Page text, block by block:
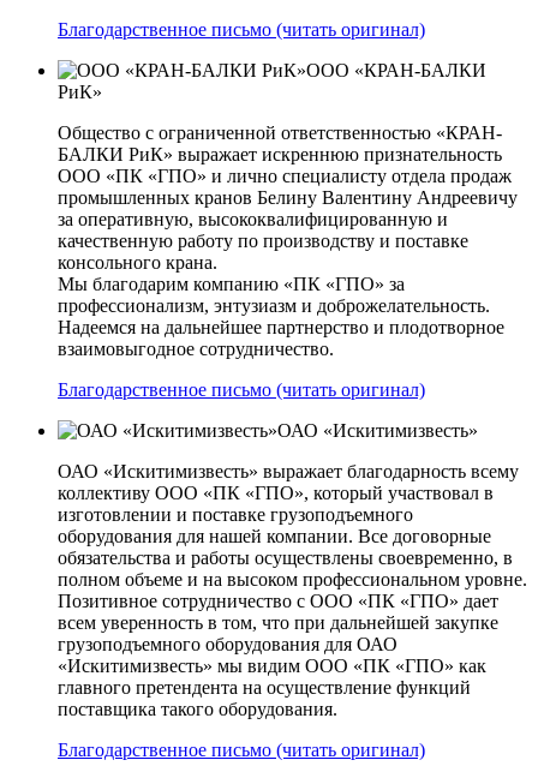
Благодарственное письмо (читать оригинал)
ООО «КРАН-БАЛКИ
РиК»
Общество с ограниченной ответственностью «КРАН-
БАЛКИ РиК» выражает искреннюю признательность
ООО «ПК «ГПО» и лично специалисту отдела продаж
промышленных кранов Белину Валентину Андреевичу
за оперативную, высококвалифицированную и
качественную работу по производству и поставке
консольного крана.
Мы благодарим компанию «ПК «ГПО» за
профессионализм, энтузиазм и доброжелательность.
Надеемся на дальнейшее партнерство и плодотворное
взаимовыгодное сотрудничество.
Благодарственное письмо (читать оригинал)
ОАО «Искитимизвесть»
ОАО «Искитимизвесть» выражает благодарность всему
коллективу ООО «ПК «ГПО», который участвовал в
изготовлении и поставке грузоподъемного
оборудования для нашей компании. Все договорные
обязательства и работы осуществлены своевременно, в
полном объеме и на высоком профессиональном уровне.
Позитивное сотрудничество с ООО «ПК «ГПО» дает
всем уверенность в том, что при дальнейшей закупке
грузоподъемного оборудования для ОАО
«Искитимизвесть» мы видим ООО «ПК «ГПО» как
главного претендента на осуществление функций
поставщика такого оборудования.
Благодарственное письмо (читать оригинал)